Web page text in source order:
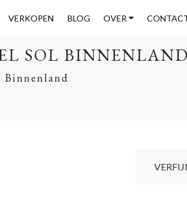
VERKOPEN BLOG OVER
SOL
Binnenland